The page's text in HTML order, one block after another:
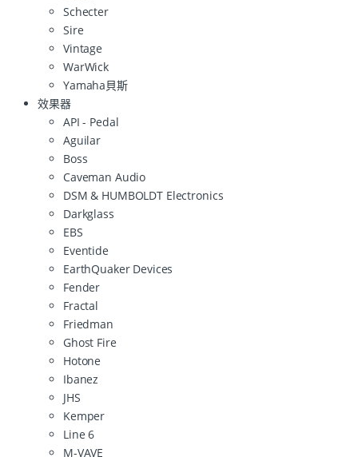
Schecter
Sire
Vintage
WarWick
Yamaha貝斯
效果器
API - Pedal
Aguilar
Boss
Caveman Audio
DSM & HUMBOLDT Electronics
Darkglass
EBS
Eventide
EarthQuaker Devices
Fender
Fractal
Friedman
Ghost Fire
Hotone
Ibanez
JHS
Kemper
Line 6
M-VAVE